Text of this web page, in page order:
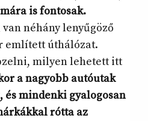
is fontosak.
néhány lenyűgöző
említett úthálózat.
milyen lehetett itt
a nagyobb autóutak
és mindenki gyalogosan
rótta az